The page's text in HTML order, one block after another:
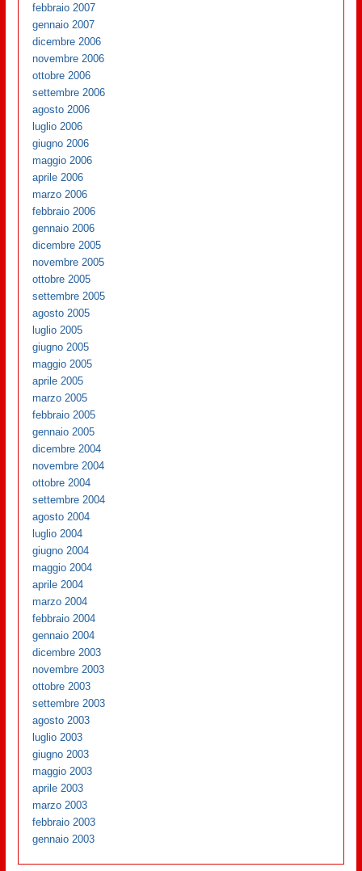
febbraio 2007
gennaio 2007
dicembre 2006
novembre 2006
ottobre 2006
settembre 2006
agosto 2006
luglio 2006
giugno 2006
maggio 2006
aprile 2006
marzo 2006
febbraio 2006
gennaio 2006
dicembre 2005
novembre 2005
ottobre 2005
settembre 2005
agosto 2005
luglio 2005
giugno 2005
maggio 2005
aprile 2005
marzo 2005
febbraio 2005
gennaio 2005
dicembre 2004
novembre 2004
ottobre 2004
settembre 2004
agosto 2004
luglio 2004
giugno 2004
maggio 2004
aprile 2004
marzo 2004
febbraio 2004
gennaio 2004
dicembre 2003
novembre 2003
ottobre 2003
settembre 2003
agosto 2003
luglio 2003
giugno 2003
maggio 2003
aprile 2003
marzo 2003
febbraio 2003
gennaio 2003